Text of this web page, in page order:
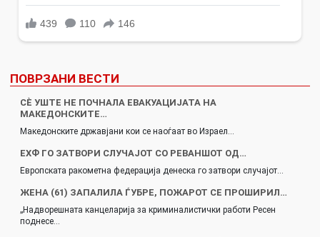
ПОВРЗАНИ ВЕСТИ
СÈ УШТЕ НЕ ПОЧНАЛА ЕВАКУАЦИЈАТА НА
МАКЕДОНСКИТЕ…
Македонските државјани кои се наоѓаат во Израел…
ЕХФ ГО ЗАТВОРИ СЛУЧАЈОТ СО РЕВАНШОТ ОД…
Eвропската ракометна федерација денеска го затвори случајот…
ЖЕНА (61) ЗАПАЛИЛА ЃУБРЕ, ПОЖАРОТ СЕ ПРОШИРИЛ…
„Надворешната канцеларија за криминалистички работи Ресен
поднесе…